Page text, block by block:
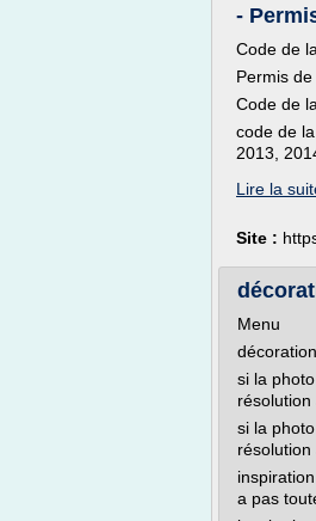
-
Code de
Permis
Code de
code de
2013,
Lire la
Site :
Menu
si la
résolution
si la
résolution
a pas